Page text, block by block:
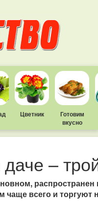
Цветник
Готовим
вкусно
–
чаще всего и торгуют